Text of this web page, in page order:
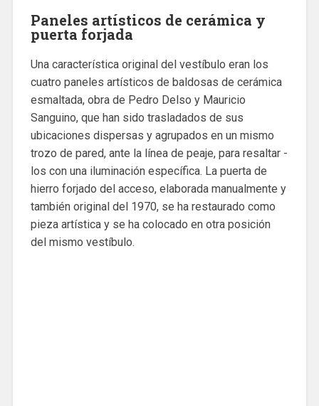
Paneles artísticos de cerámica y
puerta forjada
Una característica original del vestíbulo eran los
cuatro paneles artísticos de baldosas de cerámica
esmaltada, obra de Pedro Delso y Mauricio
Sanguino, que han sido trasladados de sus
ubicaciones dispersas y agrupados en un mismo
trozo de pared, ante la línea de peaje, para resaltar -
los con una iluminación específica. La puerta de
hierro forjado del acceso, elaborada manualmente y
también original del 1970, se ha restaurado como
pieza artística y se ha colocado en otra posición
del mismo vestíbulo.